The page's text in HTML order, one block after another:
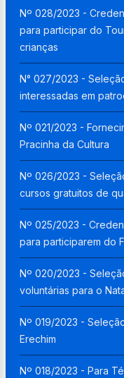
Nº 028/2023 -
para participar do
crianças
N° 027/2023 -
interessadas em
Nº 021/2023 -
Pracinha da Cultura
Nº 026/2023 -
cursos gratuitos de
Nº 025/2023 -
para participarem do
Nº 020/2023 -
voluntárias para o
Nº 019/2023 -
Erechim
Nº 018/2023 - Para